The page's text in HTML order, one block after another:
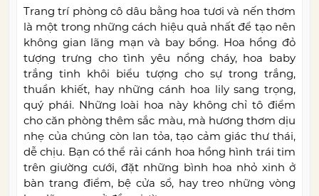
Trang trí phòng cô dâu bằng hoa tươi và nến thơm
là một trong những cách hiệu quả nhất để tạo nên
không gian lãng mạn và bay bổng. Hoa hồng đỏ
tượng trưng cho tình yêu nồng cháy, hoa baby
trắng tinh khôi biểu tượng cho sự trong trắng,
thuần khiết, hay những cánh hoa lily sang trọng,
quý phái. Những loài hoa này không chỉ tô điểm
cho căn phòng thêm sắc màu, mà hương thơm dịu
nhẹ của chúng còn lan tỏa, tạo cảm giác thư thái,
dễ chịu. Bạn có thể rải cánh hoa hồng hình trái tim
trên giường cưới, đặt những bình hoa nhỏ xinh ở
bàn trang điểm, bệ cửa sổ, hay treo những vòng